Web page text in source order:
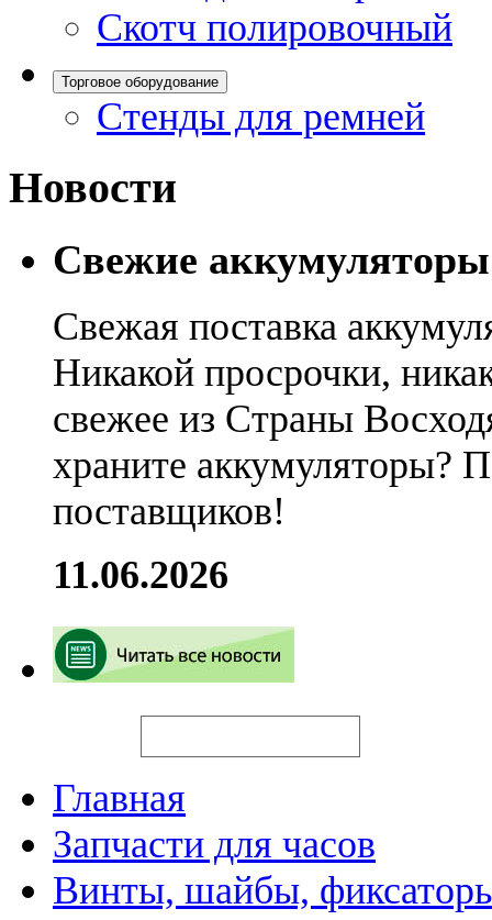
Скотч полировочный
Торговое оборудование
Стенды для ремней
Новости
Свежие
Свежая поставка
Никакой просрочки,
свежее из Страны
храните аккумуляторы?
поставщиков!
11.06.2026
Главная
Запчасти для часов
Винты, шайбы,